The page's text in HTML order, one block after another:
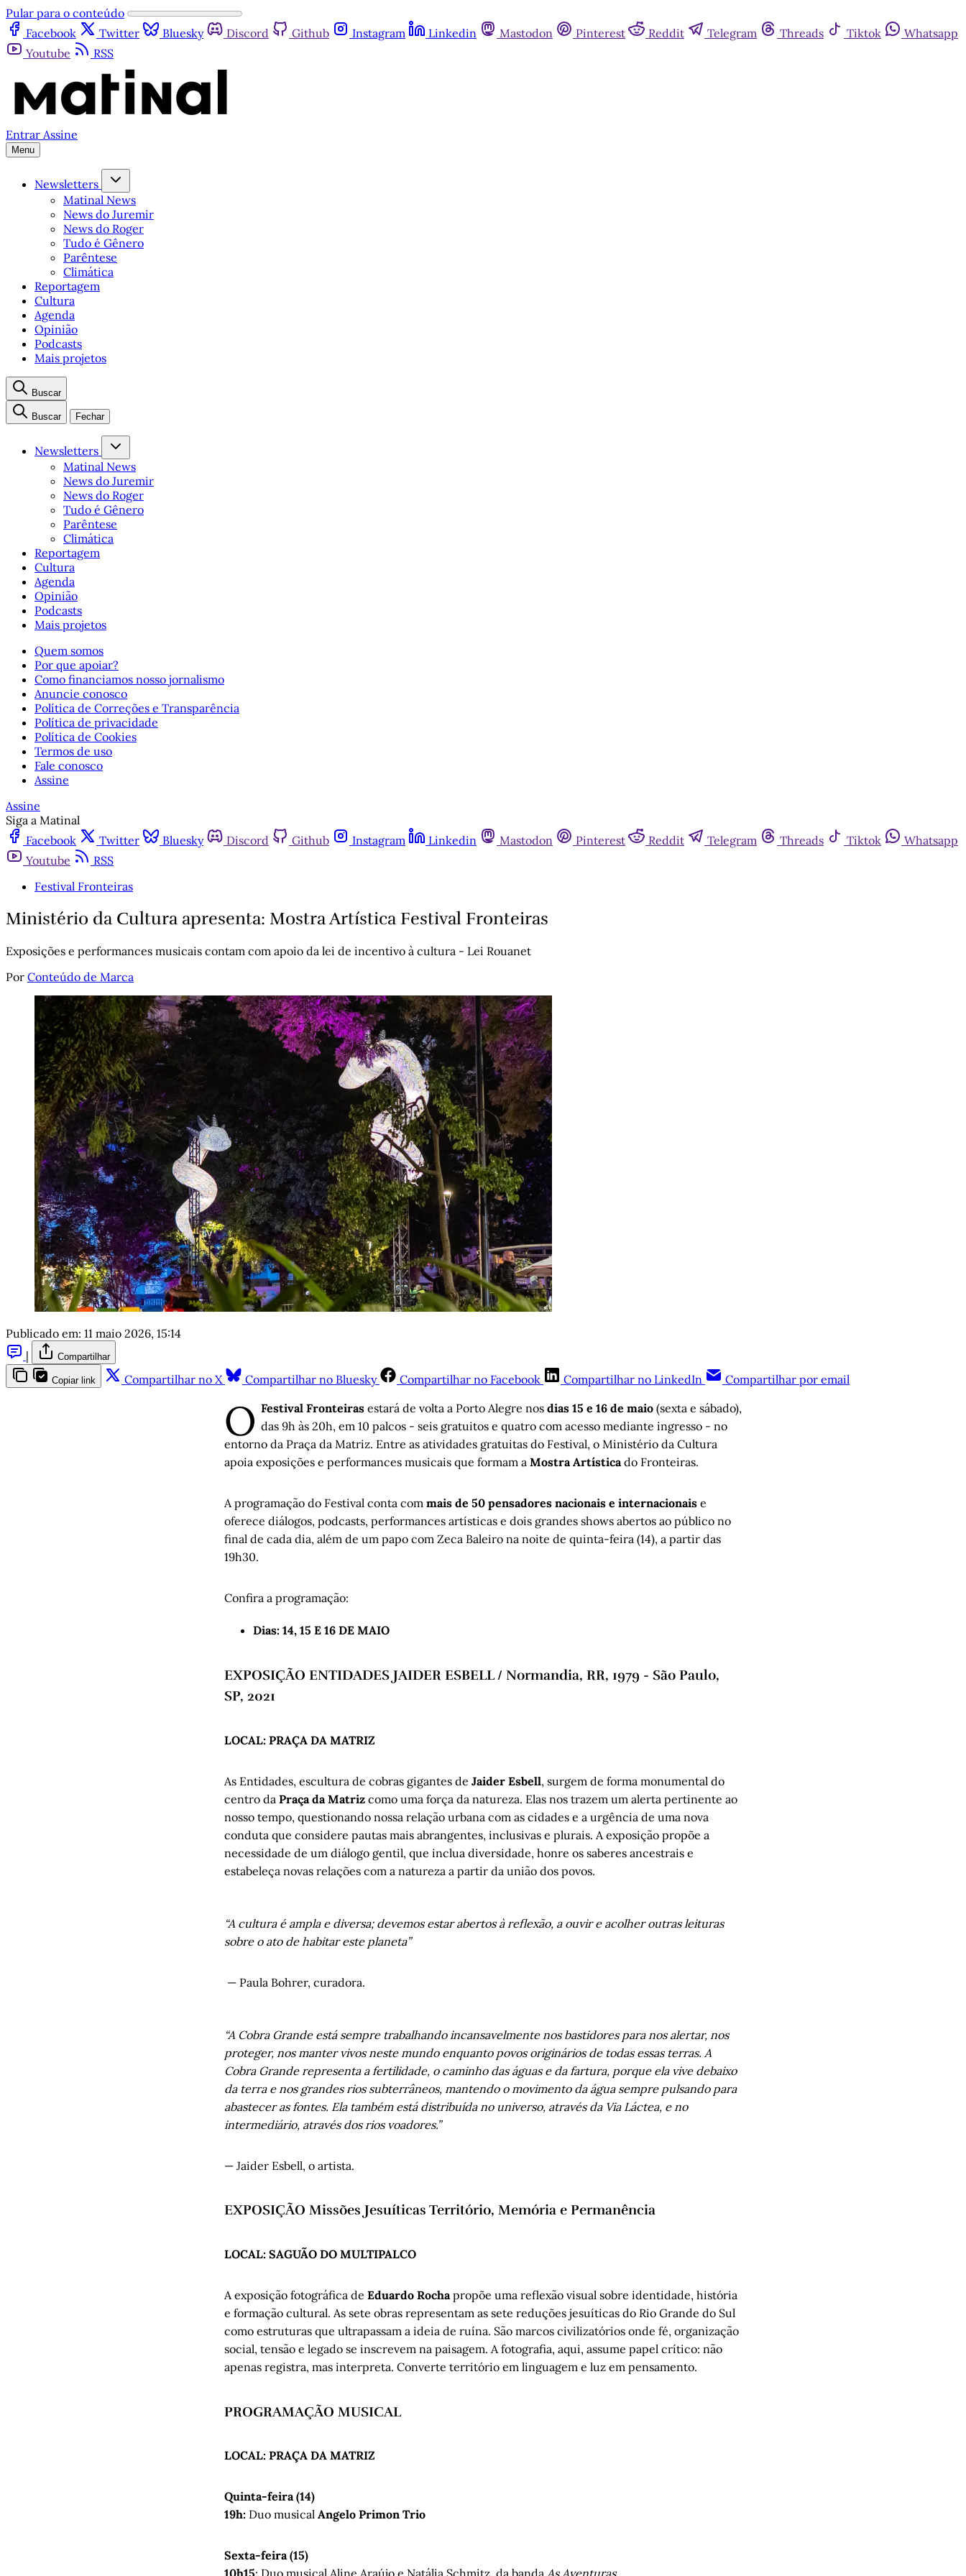
Pular para o conteúdo
Facebook
Twitter Bluesky Discord Github Instagram Linkedin Mastodon Pinterest Reddit Telegram Threads Tiktok
Whatsapp
Youtube
RSS
Entrar Assine
Menu
Newsletters
Matinal News
News do Juremir
News do Roger
Tudo é Gênero
Parêntese
Climática
Reportagem
Cultura
Agenda
Opinião
Podcasts
Mais projetos
Buscar
Buscar Fechar
Newsletters
Matinal News
News do Juremir
News do Roger
Tudo é Gênero
Parêntese
Climática
Reportagem
Cultura
Agenda
Opinião
Podcasts
Mais projetos
Quem somos
Por que apoiar?
Como financiamos nosso jornalismo
Anuncie conosco
Política de Correções e Transparência
Política de privacidade
Política de Cookies
Termos de uso
Fale conosco
Assine
Assine
Siga a Matinal
Facebook
Twitter Bluesky Discord Github Instagram Linkedin Mastodon Pinterest Reddit Telegram Threads Tiktok
Whatsapp
Youtube
RSS
Festival Fronteiras
Ministério da Cultura apresenta: Mostra Artística Festival Fronteiras
Exposições e performances musicais contam com apoio da lei de incentivo à cultura - Lei Rouanet
Por Conteúdo de Marca
Publicado em: 11 maio 2026, 15:14
|
Compartilhar
Copiar link Compartilhar no X Compartilhar no Bluesky Compartilhar no Facebook Compartilhar no LinkedIn Compartilhar por email
O Festival Fronteiras estará de volta a Porto Alegre nos dias 15 e 16 de maio (sexta e sábado),
das 9h às 20h, em 10 palcos - seis gratuitos e quatro com acesso mediante ingresso - no
entorno da Praça da Matriz. Entre as atividades gratuitas do Festival, o Ministério da Cultura
apoia exposições e performances musicais que formam a Mostra Artísticado Fronteiras.
A programação do Festival conta com mais de 50 pensadores nacionais e internacionais e
oferece diálogos, podcasts, performances artísticas e dois grandes shows abertos ao público no
final de cada dia, além de um papo com Zeca Baleiro na noite de quinta-feira (14), a partir das
19h30.
Confira a programação:
Dias: 14, 15 E 16 DE MAIO
EXPOSIÇÃO ENTIDADES JAIDER ESBELL / Normandia, RR, 1979 - São Paulo,
SP, 2021
LOCAL: PRAÇA DA MATRIZ
As Entidades, escultura de cobras gigantes de Jaider Esbell, surgem de forma monumental do
centro da Praça da Matriz como uma força da natureza. Elas nos trazem um alerta pertinente ao
nosso tempo, questionando nossa relação urbana com as cidades e a urgência de uma nova
conduta que considere pautas mais abrangentes, inclusivas e plurais. A exposição propõe a
necessidade de um diálogo gentil, que inclua diversidade, honre os saberes ancestrais e
estabeleça novas relações com a natureza a partir da união dos povos.
“A cultura é ampla e diversa; devemos estar abertos à reflexão, a ouvir e acolher outras leituras
sobre o ato de habitar este planeta”
— Paula Bohrer, curadora.
“A Cobra Grande está sempre trabalhando incansavelmente nos bastidores para nos alertar, nos
proteger, nos manter vivos neste mundo enquanto povos originários de todas essas terras. A
Cobra Grande representa a fertilidade, o caminho das águas e da fartura, porque ela vive debaixo
da terra e nos grandes rios subterrâneos, mantendo o movimento da água sempre pulsando para
abastecer as fontes. Ela também está distribuída no universo, através da Via Láctea, e no
intermediário, através dos rios voadores.”
— Jaider Esbell, o artista.
EXPOSIÇÃO Missões Jesuíticas Território, Memória e Permanência
LOCAL: SAGUÃO DO MULTIPALCO
A exposição fotográfica de Eduardo Rocha propõe uma reflexão visual sobre identidade, história
e formação cultural. As sete obras representam as sete reduções jesuíticas do Rio Grande do Sul
como estruturas que ultrapassam a ideia de ruína. São marcos civilizatórios onde fé, organização
social, tensão e legado se inscrevem na paisagem. A fotografia, aqui, assume papel crítico: não
apenas registra, mas interpreta. Converte território em linguagem e luz em pensamento.
PROGRAMAÇÃO MUSICAL
LOCAL: PRAÇA DA MATRIZ
Quinta-feira (14)
19h: Duo musical Angelo Primon Trio
Sexta-feira (15)